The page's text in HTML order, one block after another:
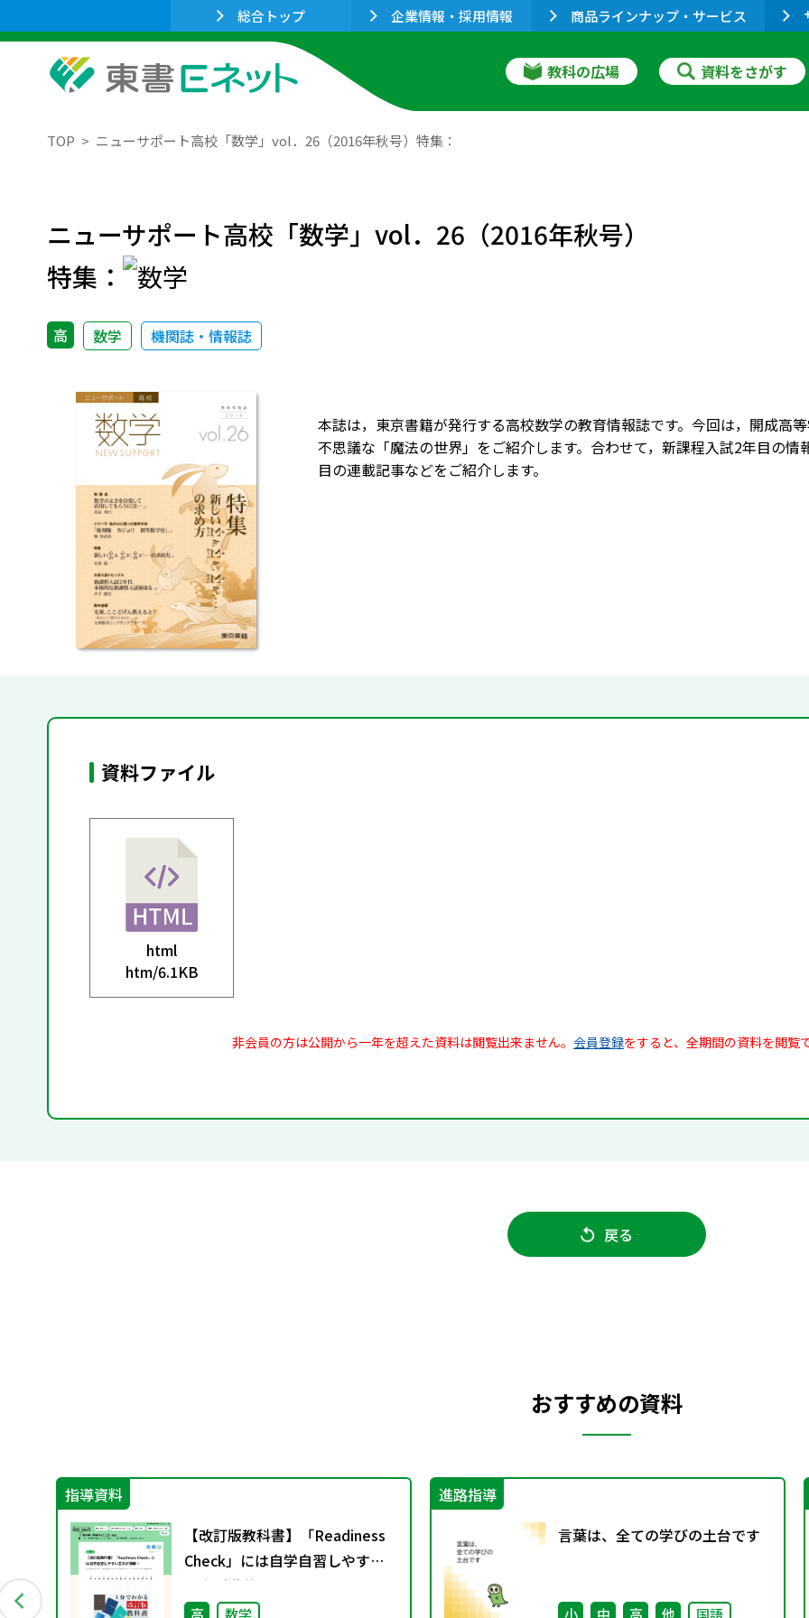
総合トップ 企業情報・採用情報 商品ラインナップ・サービス
教科の広場 資料をさがす
TOP ニューサポート高校「数学」vol．26（2016年秋号）特集：
ニューサポート高校「数学」vol．26（2016年秋号）
特集：
高 数学 機関誌・情報誌
本誌は，東京書籍が発行する高校数学の教育情報誌です。今回は，開成高
不思議な「魔法の世界」をご紹介します。合わせて，新課程入試2年目の
目の連載記事などをご紹介します。
資料ファイル
html
htm/6.1KB
非会員の方は公開から一年を超えた資料は閲覧出来ません。 会員登録をすると、全期間の資料を閲覧
戻る
おすすめの資料
指導資料
【改訂版教科書】「Readiness
Check」には自学自習しやすい
工夫が満載！
進路指導
言葉は、全ての学びの土台です